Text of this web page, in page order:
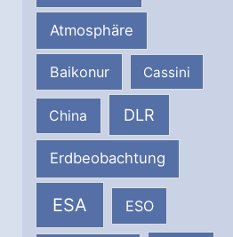
Atmosphäre
Baikonur Cassini
China DLR
Erdbeobachtung
ESA ESO